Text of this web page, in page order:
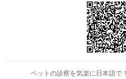
ペットの診察を気楽に日本語で！